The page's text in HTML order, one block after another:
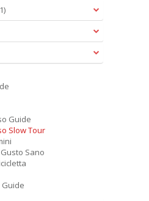
Guide
Slow Tour
Sano
Guide